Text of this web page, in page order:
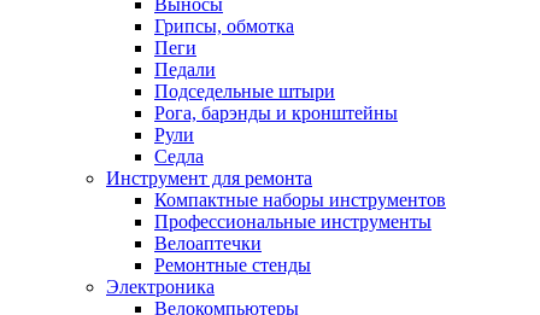
Грипсы, обмотка
Пеги
Педали
Подседельные штыри
Рога, барэнды и кронштейны
Рули
Седла
Инструмент для ремонта
Компактные наборы инструментов
Профессиональные инструменты
Велоаптечки
Ремонтные стенды
Электроника
Велокомпьютеры